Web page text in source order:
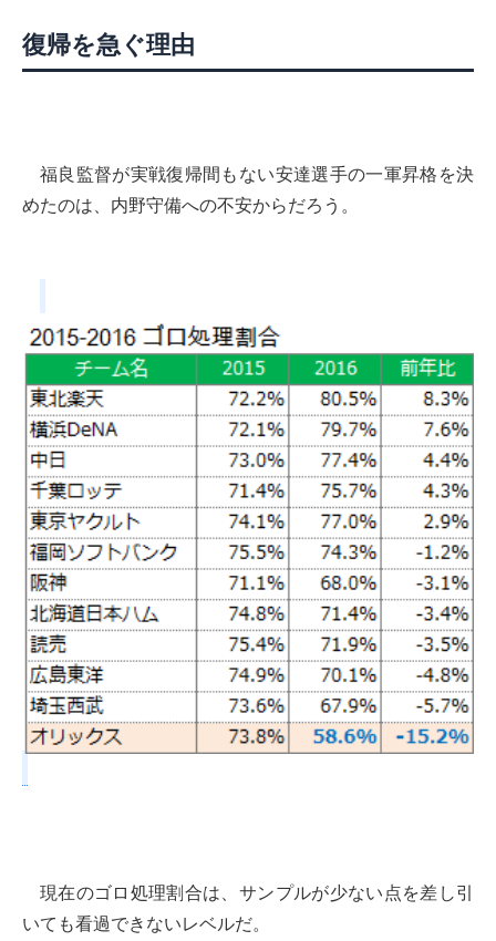
復帰を急ぐ理由
福良監督が実戦復帰間もない安達選手の一軍昇格を決
めたのは、内野守備への不安からだろう。
現在のゴロ処理割合は、サンプルが少ない点を差し引
いても看過できないレベルだ。